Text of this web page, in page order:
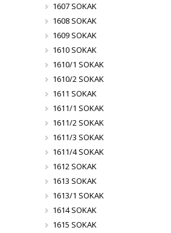
1607 SOKAK
1608 SOKAK
1609 SOKAK
1610 SOKAK
1610/1 SOKAK
1610/2 SOKAK
1611 SOKAK
1611/1 SOKAK
1611/2 SOKAK
1611/3 SOKAK
1611/4 SOKAK
1612 SOKAK
1613 SOKAK
1613/1 SOKAK
1614 SOKAK
1615 SOKAK